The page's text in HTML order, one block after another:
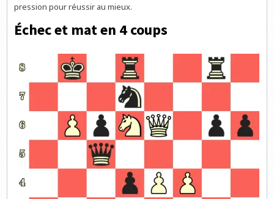
pression pour réussir au mieux.
Échec et mat en 4 coups